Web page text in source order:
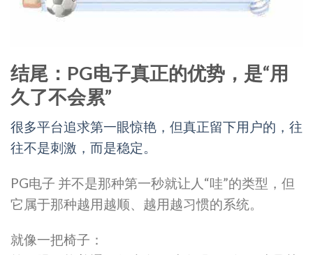
结尾：PG电子真正的优势，是“用
久了不会累”
很多平台追求第一眼惊艳，但真正留下用户的，往
往不是刺激，而是稳定。
PG电子 并不是那种第一秒就让人“哇”的类型，但
它属于那种越用越顺、越用越习惯的系统。
就像一把椅子：